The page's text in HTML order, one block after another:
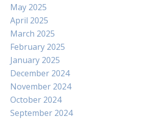
May 2025
April 2025
March 2025
February 2025
January 2025
December 2024
November 2024
October 2024
September 2024